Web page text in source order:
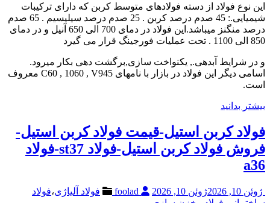
این نوع فولاد از دسته فولادهای متوسط کربن که دارای ترکیبات
شیمیایی.: 45 صدم درصد کربن . 25 صدم درصد سیلیسیم . 65 صدم
درصد منگنز میباشد.این فولاد در دمای 700 الی 650 آنیل و در دمای
850 الی 1100 . تحت عملیات فورجینگ قرار می گیرد
و در شرایط آبدهی., یکنواخت سازی,برگشت دهی بکار میرود.
اسامی دیگر این فولاد در بازار با نامهای C60 , 1060 , V945 معروف
است.
بیشتر بدانید
فولاد کربن استیل-قیمت فولاد کربن استیل-
فروش فولاد کربن استیل-فولاد st37-فولاد
a36
ژوئن 10, 2026 ژوئن 10, 2026 فولاد آلیاژی،فولاد